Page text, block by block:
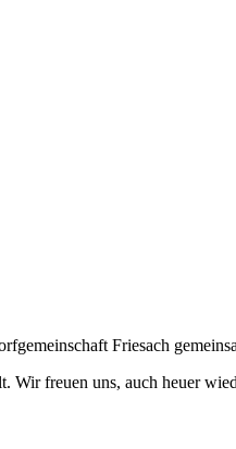
Friesach
Wir freuen uns, auch heuer